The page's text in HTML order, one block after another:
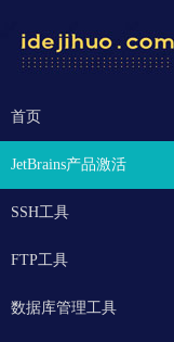
首页
JetBrains产品激活
SSH工具
FTP工具
数据库管理工具